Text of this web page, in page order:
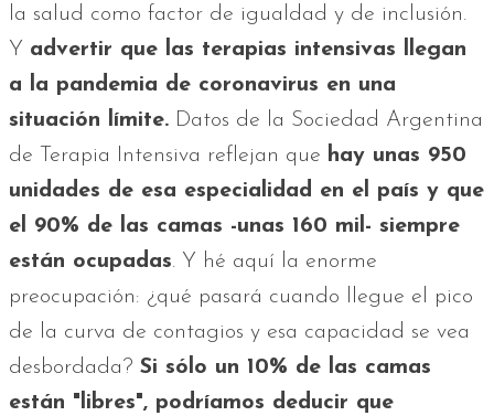
la salud como factor de igualdad y de inclusión.
Y advertir que las terapias intensivas llegan
a la pandemia de coronavirus en una
situación límite. Datos de la Sociedad Argentina
de Terapia Intensiva reflejan que hay unas 950
unidades de esa especialidad en el país y que
el 90% de las camas -unas 160 mil- siempre
están ocupadas. Y hé aquí la enorme
preocupación: ¿qué pasará cuando llegue el pico
de la curva de contagios y esa capacidad se vea
desbordada? Si sólo un 10% de las camas
están "libres", podríamos deducir que